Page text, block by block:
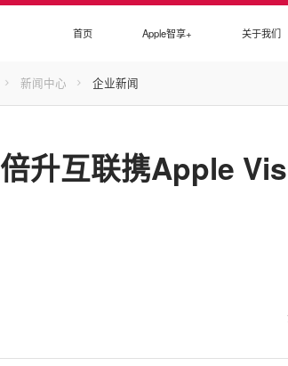
首页 Apple智享+ 关于我们
新闻中心 企业新闻
倍升互联携Apple